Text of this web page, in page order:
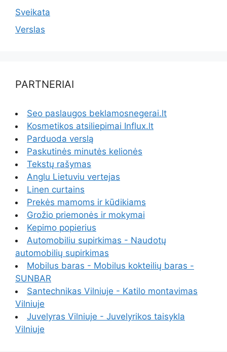
Sveikata
Verslas
PARTNERIAI
Seo paslaugos beklamosnegerai.lt
Kosmetikos atsiliepimai Influx.lt
Parduoda verslą
Paskutinės minutės kelionės
Tekstų rašymas
Anglu Lietuviu vertejas
Linen curtains
Prekės mamoms ir kūdikiams
Grožio priemonės ir mokymai
Kepimo popierius
Automobiliu supirkimas - Naudotų
automobilių supirkimas
Mobilus baras - Mobilus kokteilių baras -
SUNBAR
Santechnikas Vilniuje - Katilo montavimas
Vilniuje
Juvelyras Vilniuje - Juvelyrikos taisykla
Vilniuje